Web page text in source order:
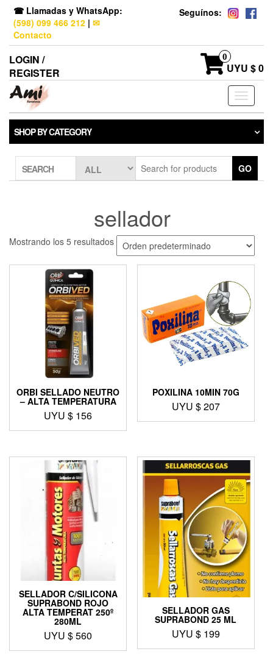
☎ Llamadas y WhatsApp:
(598) 099 466 212 | ✉
Contacto
Seguínos:
LOGIN /
REGISTER
0
UYU $ 0
Toggle
SHOP BY CATEGORY
SEARCH GO
sellador
Mostrando los 5 resultados
ORBI SELLADO NEUTRO
– ALTA TEMPERATURA
UYU $ 156
POXILINA 10MIN 70G
UYU $207
SELLADOR C/SILICONA
SUPRABOND ROJO
ALTA TEMPERAT 250º
280ML
UYU $560
SELLADOR GAS
SUPRABOND 25 ML
UYU $ 199